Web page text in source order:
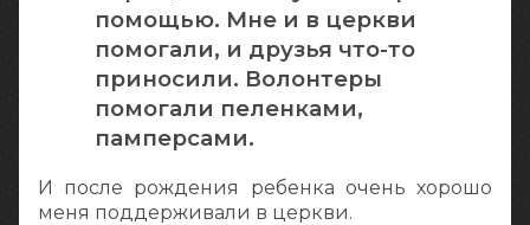
помощью. Мне и в церкви
помогали, и друзья что-то
приносили. Волонтеры
помогали пеленками,
памперсами.
И после рождения ребенка очень хорошо
меня поддерживали в церкви.